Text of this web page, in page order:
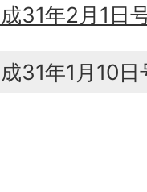
31年2月1日
31年1月10日